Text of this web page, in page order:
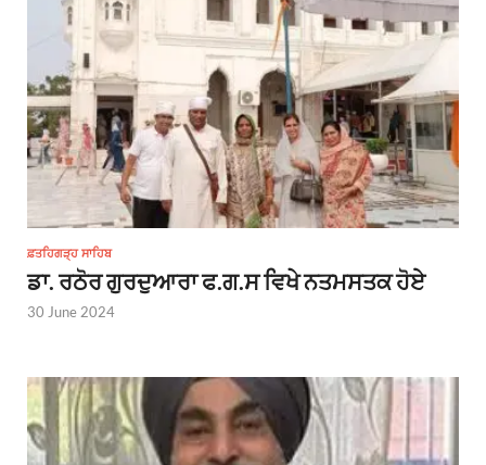
ਫ਼ਤਹਿਗੜ੍ਹ ਸਾਹਿਬ
ਡਾ. ਰਠੋਰ ਗੁਰਦੁਆਰਾ ਫ.ਗ.ਸ ਵਿਖੇ ਨਤਮਸਤਕ ਹੋਏ
30 June 2024